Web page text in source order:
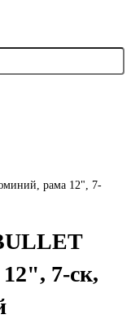
рама 12", 7-
7-ск,